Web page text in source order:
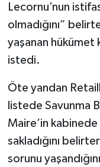
Lecornu’nun
olmadığını”
yaşanan hükümet
istedi.
Öte yandan
listede Savunma
Maire’in kabinede
sakladığını
sorunu